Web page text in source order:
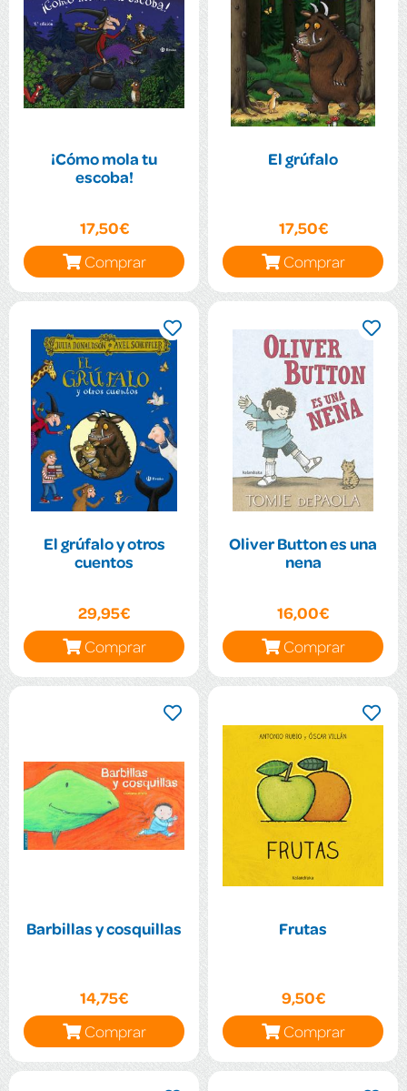
¡Cómo mola tu
escoba!
17,50€
Comprar
El grúfalo
17,50€
Comprar
El grúfalo y otros
cuentos
29,95€
Comprar
Oliver Button es una
nena
16,00€
Comprar
Barbillas y cosquillas
14,75€
Comprar
Frutas
9,50€
Comprar